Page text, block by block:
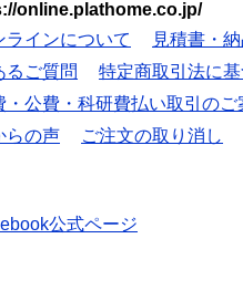
online.plathome.co.jp/
ラインについて
見積書・
るご質問
特定商取引法に
・公費・科研費払い取引のご
らの声 ご注文の取り消し
公式ページ